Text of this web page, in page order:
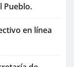
Pueblo.
en línea